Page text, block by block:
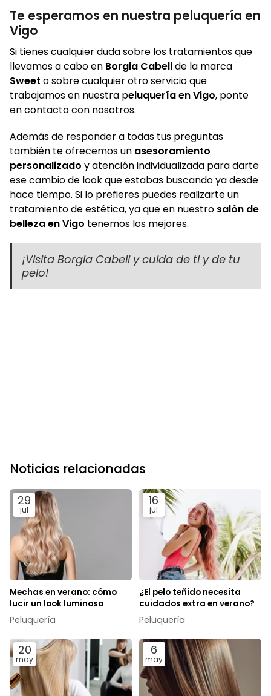
Te esperamos en nuestra peluquería en
Vigo
Si tienes cualquier duda sobre los tratamientos que
llevamos a cabo en Borgia Cabelide la marca
Sweet o sobre cualquier otro servicio que
trabajamos en nuestra peluquería en Vigo, ponte
encontactocon nosotros.
Además de responder a todas tus preguntas
también te ofrecemos un asesoramiento
personalizado y atención individualizada para darte
ese cambio de look que estabas buscando ya desde
hace tiempo. Si lo prefieres puedes realizarte un
tratamiento de estética, ya que en nuestro salón de
belleza en Vigo tenemos los mejores.
¡Visita Borgia Cabeli y cuida de ti y de tu
pelo!
Noticias relacionadas
29
jul
Mechas en verano: cómo
lucir un look luminoso
Peluquería
16
jul
¿El pelo teñido necesita
cuidados extra en verano?
Peluquería
20
may
6
may